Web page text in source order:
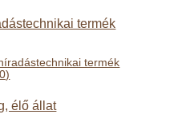
termék
termék
élő állat